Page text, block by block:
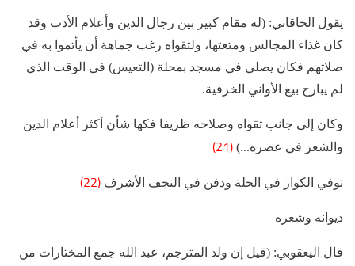
يقول الخاقاني: (له مقام كبير بين رجال الدين وأعلام الأدب وقد
كان غذاء المجالس ومتعتها، ولتقواه رغب جماهة أن يأتموا به في
صلاتهم فكان يصلي في مسجد بمحلة (التعيس) في الوقت الذي
لم يبارح بيع الأواني الخزفية.
وكان إلى جانب تقواه وصلاحه ظريفا فكها شأن أكثر أعلام الدين
والشعر في عصره...) (21)
توفي الكواز في الحلة ودفن في النجف الأشرف (22)
ديوانه وشعره
قال اليعقوبي: (قيل إن ولد المترجم، عبد الله جمع المختارات من